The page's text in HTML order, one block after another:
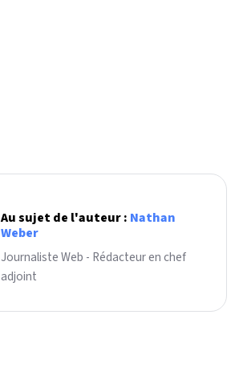
Au sujet de l'auteur : Nathan
Weber
Journaliste Web - Rédacteur en chef
adjoint